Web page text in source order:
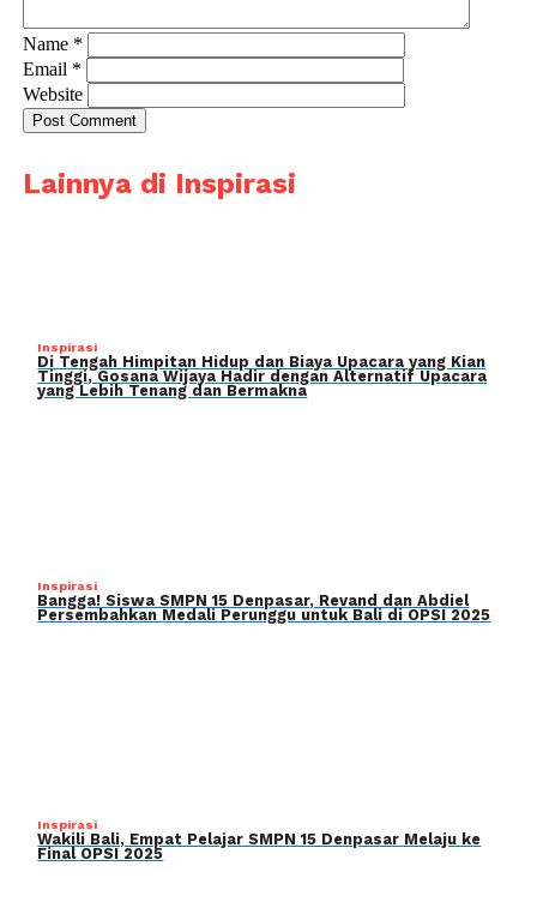
Name *
Email *
Website
Lainnya di Inspirasi
Inspirasi
Di Tengah Himpitan Hidup dan Biaya Upacara yang Kian
Tinggi, Gosana Wijaya Hadir dengan Alternatif Upacara
yang Lebih Tenang dan Bermakna
Inspirasi
Bangga! Siswa SMPN 15 Denpasar, Revand dan Abdiel
Persembahkan Medali Perunggu untuk Bali di OPSI 2025
Inspirasi
Wakili Bali, Empat Pelajar SMPN 15 Denpasar Melaju ke
Final OPSI 2025